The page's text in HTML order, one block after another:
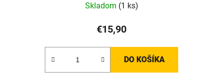
Skladom (1 ks)
€15,90
DO KOŠÍKA